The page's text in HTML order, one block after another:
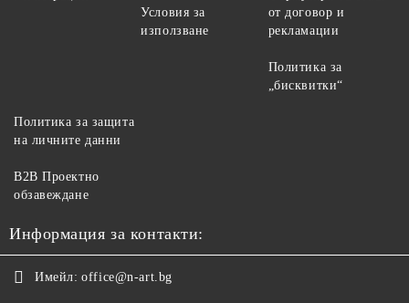
Условия за
използване
от договор и
рекламации
Политика за
„бисквитки“
Политика за защита
на личните данни
B2B Проектно
обзавеждане
Информация за контакти:
Имейл: office@n-art.bg